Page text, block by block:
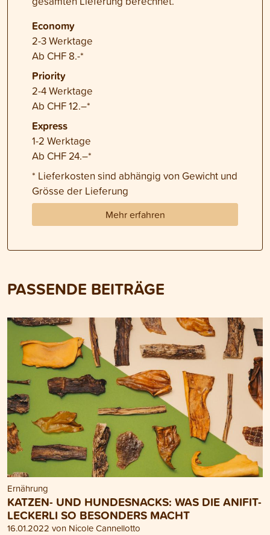
Economy
2-3 Werktage
Ab CHF 8.-*
Priority
2-4 Werktage
Ab CHF 12.–*
Express
1-2 Werktage
Ab CHF 24.–*
* Lieferkosten sind abhängig von Gewicht und
Grösse der Lieferung
Mehr erfahren
PASSENDE BEITRÄGE
Ernährung
KATZEN- UND HUNDESNACKS: WAS DIE ANIFIT-
LECKERLI SO BESONDERS MACHT
16.01.2022 von Nicole Cannellotto